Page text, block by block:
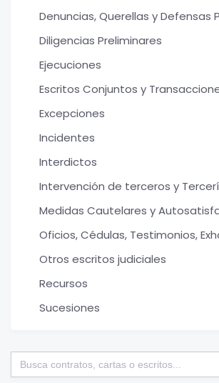
Denuncias, Querellas y Defensas
Diligencias Preliminares
Ejecuciones
Escritos Conjuntos y
Excepciones
Incidentes
Interdictos
Intervención de terceros y
Medidas Cautelares y
Oficios, Cédulas, Testimonios,
Otros escritos judiciales
Recursos
Sucesiones
Buscar: